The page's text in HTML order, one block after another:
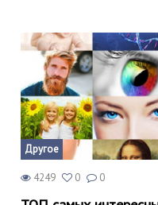
Другое
4249 0 0